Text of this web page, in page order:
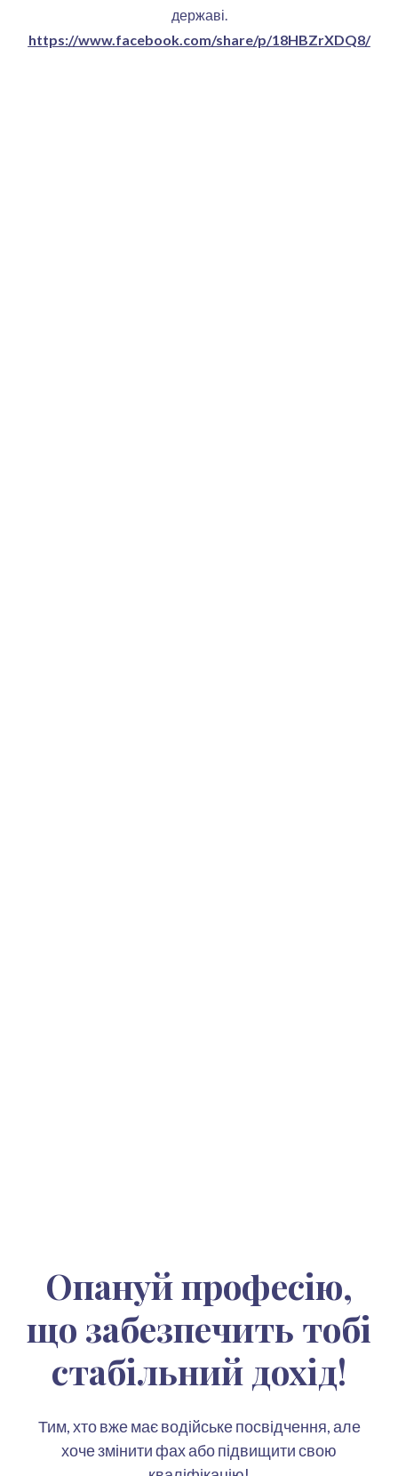
державі.
https://www.facebook.com/share/p/18HBZrXDQ8/
Опануй професію,
що забезпечить тобі
стабільний дохід!
Тим, хто вже має водійське посвідчення, але
хоче змінити фах або підвищити свою